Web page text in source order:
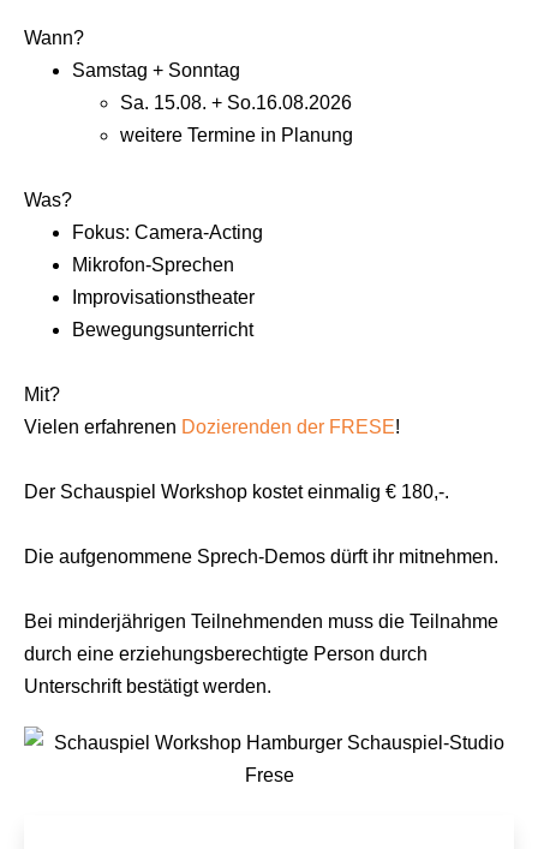
Wann?
Samstag + Sonntag
Sa. 15.08. + So.16.08.2026
weitere Termine in Planung
Was?
Fokus: Camera-Acting
Mikrofon-Sprechen
Improvisationstheater
Bewegungsunterricht
Mit?
Vielen erfahrenen Dozierenden der FRESE!
Der Schauspiel Workshop kostet einmalig € 180,-.
Die aufgenommene Sprech-Demos dürft ihr mitnehmen.
Bei minderjährigen Teilnehmenden muss die Teilnahme
durch eine erziehungsberechtigte Person durch
Unterschrift bestätigt werden.